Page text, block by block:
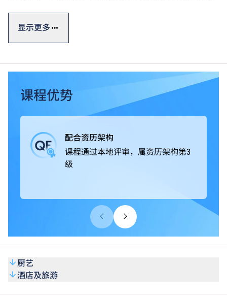
学院设有完善的训练设施，包括T酒店（训练酒店）、中西
式训练餐厅、多国菜系训练厨房、葡萄酒研习室、咖啡训练
课程获本地及海外相关专业组织认可，毕业生可投身不同的
款待业机构，例如酒店及度假村、邮轮及主题乐园、餐饮集
团及食肆、私人会所及展览、航空公司及旅行社、餐饮及葡
显示更多
课程优势
配合资历架构
课程通过本地评审，属资历架构第3
级
厨艺
酒店及旅游